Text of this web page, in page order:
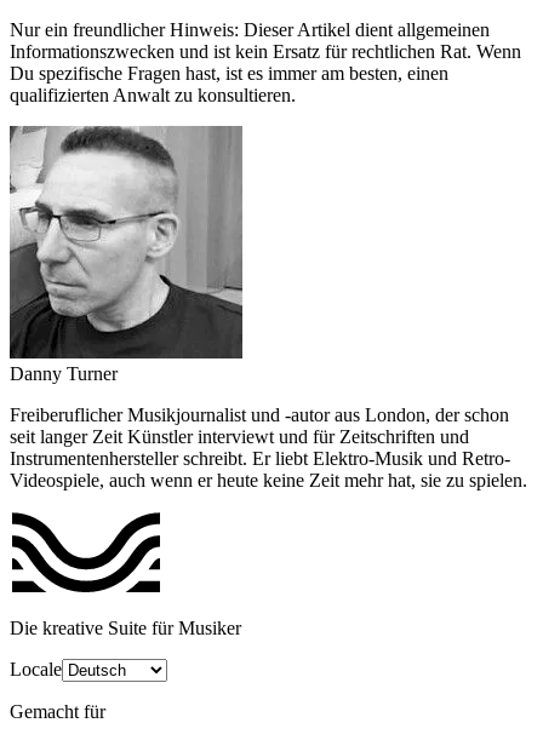
Nur ein freundlicher Hinweis: Dieser Artikel dient allgemeinen
Informationszwecken und ist kein Ersatz für rechtlichen Rat. Wenn
Du spezifische Fragen hast, ist es immer am besten, einen
qualifizierten Anwalt zu konsultieren.
Danny Turner
Freiberuflicher Musikjournalist und -autor aus London, der schon
seit langer Zeit Künstler interviewt und für Zeitschriften und
Instrumentenhersteller schreibt. Er liebt Elektro-Musik und Retro-
Videospiele, auch wenn er heute keine Zeit mehr hat, sie zu spielen.
Die kreative Suite für Musiker
Locale
Gemacht für